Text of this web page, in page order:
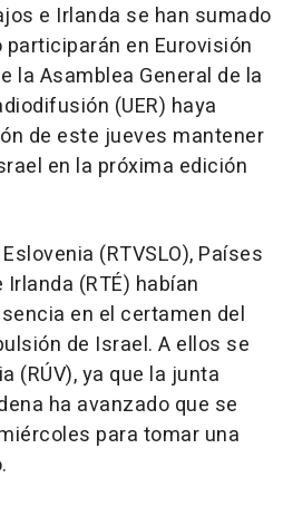
e Irlanda se han sumado
en Eurovisión
la Asamblea General de la
(UER) haya
de este jueves mantener
en la próxima edición
(RTVSLO), Países
Irlanda (RTÉ) habían
en el certamen del
de Israel. A ellos se
(RÚV), ya que la junta
ha avanzado que se
para tomar una